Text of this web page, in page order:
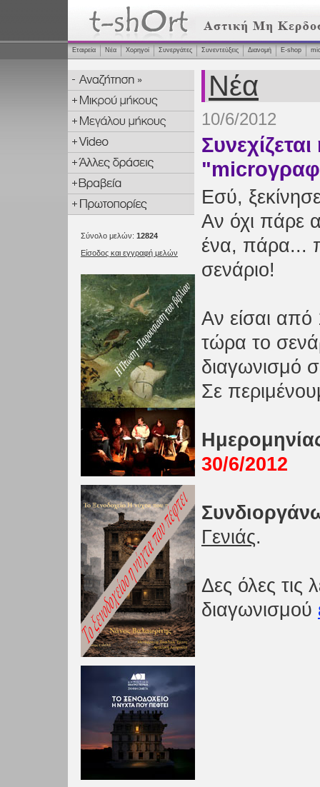
Εταιρεία Νέα Χορηγοί Συνεργάτες Συνεντεύξεις Διανομή Ε-shop
Σύνολο μελών: 12824
Είσοδος και εγγραφή μελών
Νέα
10/6/2012
Συνεχίζεται
Εσύ,
Αν όχι πάρε
ένα, πάρα...
σενάριο!
Αν είσαι
τώρα το
διαγωνισμό
Σε
30/6/2012
Γενιάς.
Δες όλες τις
διαγωνισμού